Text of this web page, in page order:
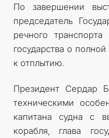
По завершении
председатель
речного
государства о
к отплытию.
Президент Сердар
техническими
капитана судна с
корабля, глава